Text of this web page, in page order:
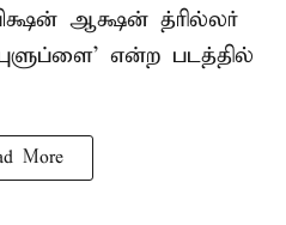
ஆக்ஷன் த்ரில்லர்
என்ற படத்தில்
More